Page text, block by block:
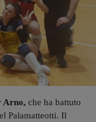
Arno, che ha battuto
Palamatteotti. Il